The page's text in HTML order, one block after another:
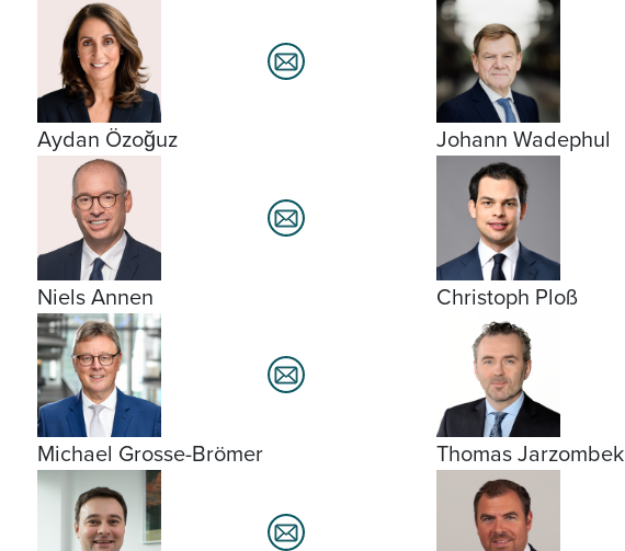
Aydan Özoğuz Johann Wadephul
Niels Annen Christoph Ploß
Michael Grosse-Brömer Thomas Jarzombek